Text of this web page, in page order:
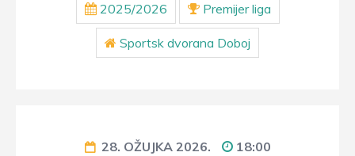
2025/2026 Premijer liga
Sportsk dvorana Doboj
28. OŽUJKA 2026. 18:00